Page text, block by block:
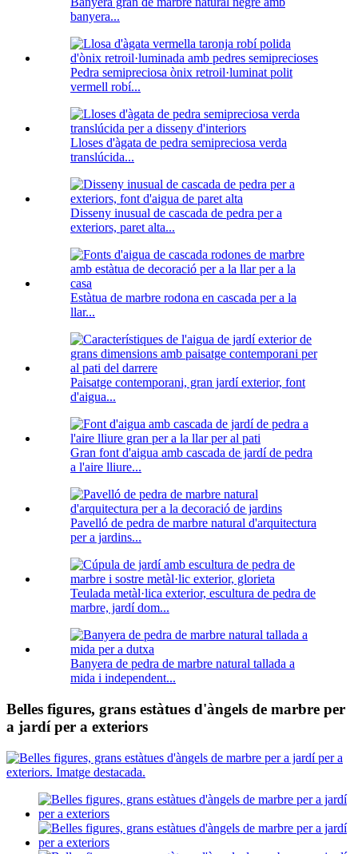
banyera...
Pedra semipreciosa ònix retroil·luminat polit
vermell robí...
Lloses d'àgata de pedra semipreciosa verda
translúcida...
Disseny inusual de cascada de pedra per a
exteriors, paret alta...
Estàtua de marbre rodona en cascada per a la
llar...
Paisatge contemporani, gran jardí exterior, font
d'aigua...
Gran font d'aigua amb cascada de jardí de pedra
a l'aire lliure...
Pavelló de pedra de marbre natural d'arquitectura
per a jardins...
Teulada metàl·lica exterior, escultura de pedra de
marbre, jardí dom...
Banyera de pedra de marbre natural tallada a
mida i independent...
Belles figures, grans estàtues d'àngels de marbre per
a jardí per a exteriors